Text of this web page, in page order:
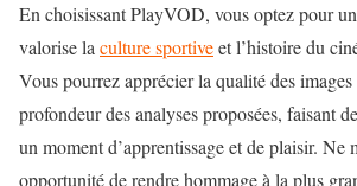
En choisissant PlayVOD, vous optez pour
valorise la culture sportiveet l’histoire du
Vous pourrez apprécier la qualité des images
profondeur des analyses proposées, faisant
un moment d’apprentissage et de plaisir. Ne
opportunité de rendre hommage à la plus